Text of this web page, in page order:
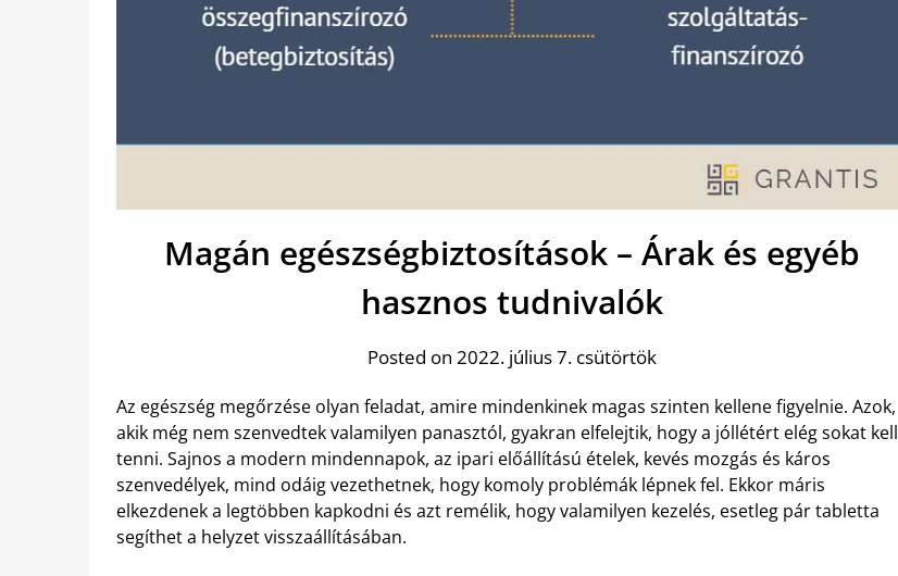
Magán egészségbiztosítások – Árak és egyéb
hasznos tudnivalók
Posted on 2022. július 7. csütörtök
Az egészség megőrzése olyan feladat, amire mindenkinek magas szinten kellene figyelnie. Azok,
akik még nem szenvedtek valamilyen panasztól, gyakran elfelejtik, hogy a jóllétért elég sokat kell
tenni. Sajnos a modern mindennapok, az ipari előállítású ételek, kevés mozgás és káros
szenvedélyek, mind odáig vezethetnek, hogy komoly problémák lépnek fel. Ekkor máris
elkezdenek a legtöbben kapkodni és azt remélik, hogy valamilyen kezelés, esetleg pár tabletta
segíthet a helyzet visszaállításában.